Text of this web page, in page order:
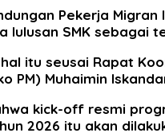
Pekerja
lulusan SMK sebagai
itu seusai Rapat
PM) Muhaimin
kick-off resmi
2026 itu akan